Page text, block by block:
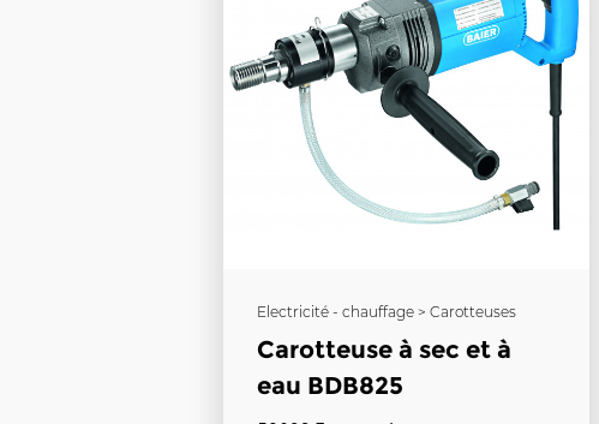
Electricité - chauffage > Carotteuses
Carotteuse à sec et à
eau BDB825